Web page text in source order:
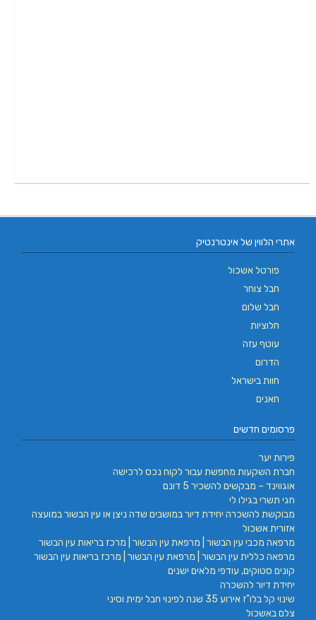
אתרי הלווין של אינטרנטיק
פורטל אשכול
חבל צוחר
חבל שלום
חלוציות
עוטף עזה
הדרום
חוות בישראל
חאנים
פרסומים חדשים
פירות יער
חברת השקעות מחפשת עבור לקוח נכס לרכישה
אוגווינד – מבקשים להשכיר 5 דונם
חגי תשרי בגילו לי
מבוקשת להשכרה יחידת דיור במושבים שדה ניצן או עין הבשור במועצה
אזורית אשכול
מרפאה מכבי עין הבשור | מרפאת עין הבשור | מרכז בריאות עין הבשור
מרפאה כללית עין הבשור | מרפאת עין הבשור | מרכז בריאות עין הבשור
קונים סטוקים, עודפי מלאים ישנים
יחידת דיור להשכרה
שינוי קל בלו"ז אירוע 35 שנה לפינוי חבל ימית וסיני
צלם באשכול